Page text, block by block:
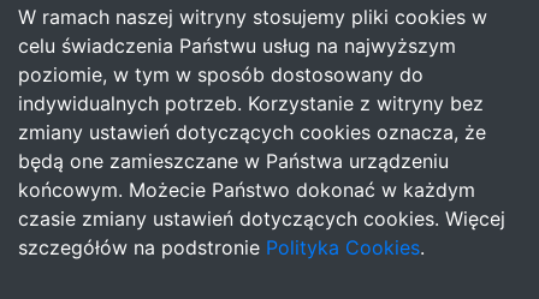
W ramach naszej witryny stosujemy pliki cookies w
celu świadczenia Państwu usług na najwyższym
poziomie, w tym w sposób dostosowany do
indywidualnych potrzeb. Korzystanie z witryny bez
zmiany ustawień dotyczących cookies oznacza, że
będą one zamieszczane w Państwa urządzeniu
końcowym. Możecie Państwo dokonać w każdym
czasie zmiany ustawień dotyczących cookies. Więcej
szczegółów na podstronie Polityka Cookies.